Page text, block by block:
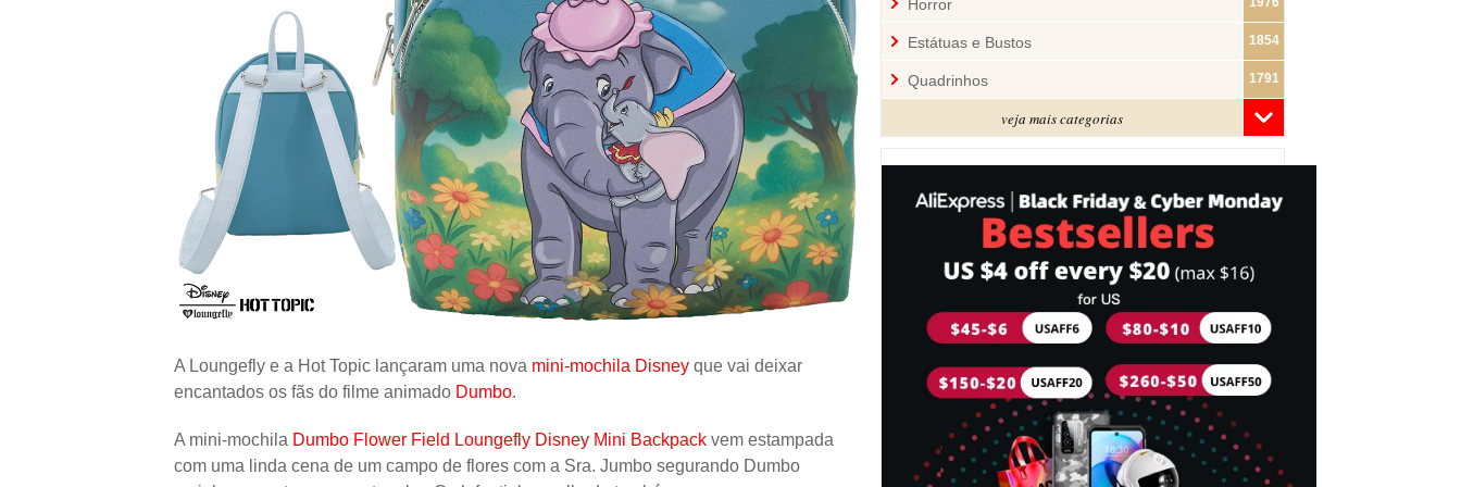
A Loungefly e a Hot Topic lançaram uma nova mini-mochila Disney que vai deixar
encantados os fãs do filme animado Dumbo.
A mini-mochila Dumbo Flower Field Loungefly Disney Mini Backpack vem estampada
com uma linda cena de um campo de flores com a Sra. Jumbo segurando Dumbo
Horror
Estátuas e Bustos 1854
Quadrinhos 1791
1480
Disney 1283
Pelúcia e Pano 1074
Jogos
Sci-Fi 877
Videogames 743
Quebra-Cabeça
Personalidades 698
veja mais categorias